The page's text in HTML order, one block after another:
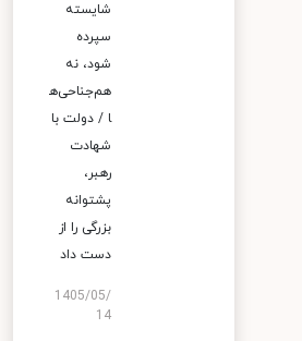
شایسته
سپرده
شود، نه
هم‌جناحی‌ه
ا / دولت با
شهادت
رهبر،
پشتوانه
بزرگی را از
دست داد
1405/05/
14